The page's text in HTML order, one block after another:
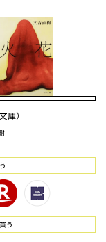
庫）
う